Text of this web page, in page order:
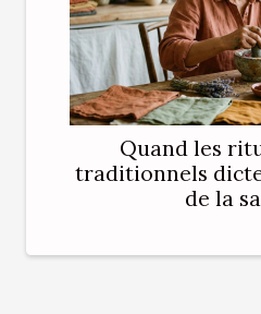
Quand les
traditionnels
de la